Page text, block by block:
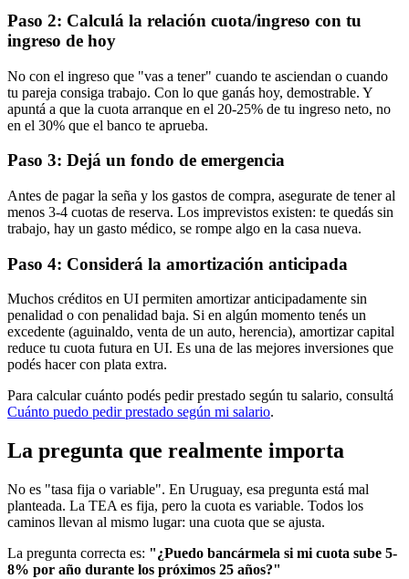
Paso 2: Calculá la relación cuota/ingreso con tu
ingreso de hoy
No con el ingreso que "vas a tener" cuando te asciendan o cuando
tu pareja consiga trabajo. Con lo que ganás hoy, demostrable. Y
apuntá a que la cuota arranque en el 20-25% de tu ingreso neto, no
en el 30% que el banco te aprueba.
Paso 3: Dejá un fondo de emergencia
Antes de pagar la seña y los gastos de compra, asegurate de tener al
menos 3-4 cuotas de reserva. Los imprevistos existen: te quedás sin
trabajo, hay un gasto médico, se rompe algo en la casa nueva.
Paso 4: Considerá la amortización anticipada
Muchos créditos en UI permiten amortizar anticipadamente sin
penalidad o con penalidad baja. Si en algún momento tenés un
excedente (aguinaldo, venta de un auto, herencia), amortizar capital
reduce tu cuota futura en UI. Es una de las mejores inversiones que
podés hacer con plata extra.
Para calcular cuánto podés pedir prestado según tu salario, consultá
Cuánto puedo pedir prestado según mi salario.
La pregunta que realmente importa
No es "tasa fija o variable". En Uruguay, esa pregunta está mal
planteada. La TEA es fija, pero la cuota es variable. Todos los
caminos llevan al mismo lugar: una cuota que se ajusta.
La pregunta correcta es: "¿Puedo bancármela si mi cuota sube 5-
8% por año durante los próximos 25 años?"